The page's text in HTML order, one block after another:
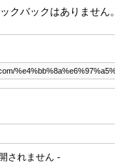
クバックはありません。
されません -